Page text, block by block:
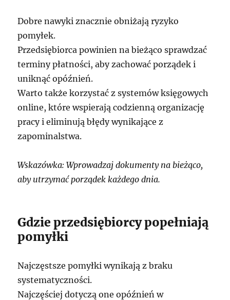
Dobre nawyki znacznie obniżają ryzyko
pomyłek.
Przedsiębiorca powinien na bieżąco sprawdzać
terminy płatności, aby zachować porządek i
uniknąć opóźnień.
Warto także korzystać z systemów księgowych
online, które wspierają codzienną organizację
pracy i eliminują błędy wynikające z
zapominalstwa.
Wskazówka: Wprowadzaj dokumenty na bieżąco,
aby utrzymać porządek każdego dnia.
Gdzie przedsiębiorcy popełniają
pomyłki
Najczęstsze pomyłki wynikają z braku
systematyczności.
Najczęściej dotyczą one opóźnień w